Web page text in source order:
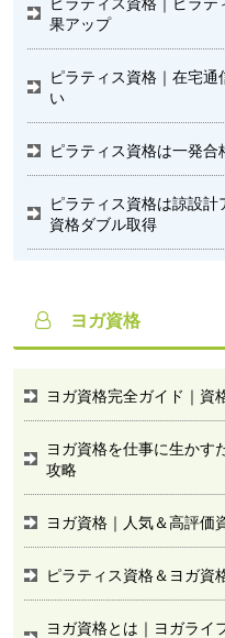
果アップ
ピラティス資格｜在宅
い
ピラティス資格は一発
ピラティス資格は諒設
資格ダブル取得
ヨガ資格
ヨガ資格完全ガイド｜資
ヨガ資格を仕事に生かす
攻略
ヨガ資格｜人気＆高評価
ピラティス資格＆ヨガ資
ヨガ資格とは｜ヨガライ